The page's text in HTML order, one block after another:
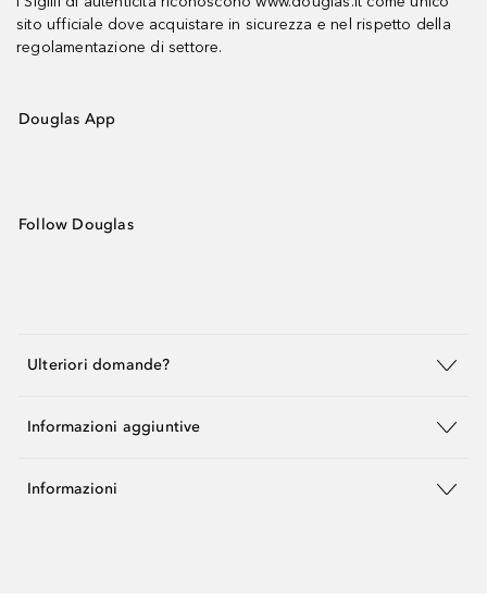
sito ufficiale dove acquistare in sicurezza e nel rispetto della
regolamentazione di settore.
Douglas App
Follow Douglas
Ulteriori domande?
Informazioni aggiuntive
Informazioni